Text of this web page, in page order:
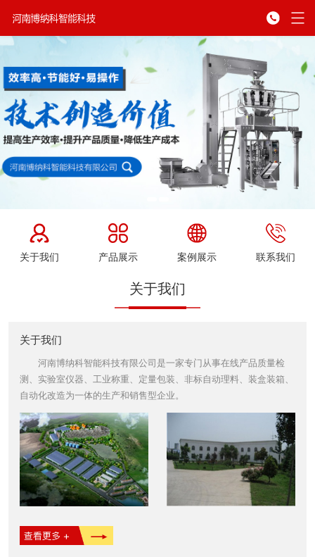
关于我们 产品展示 案例展示 联系我们
关于我们
关于我们
河南博纳科智能科技有限公司是一家专门从事在线产品质量检
测、实验室仪器、工业称重、定量包装、非标自动理料、装盒装箱、
自动化改造为一体的生产和销售型企业。